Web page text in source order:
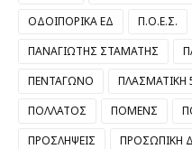
ΟΔΟΙΠΟΡΙΚΑ ΕΔ
Π.Ο.Ε.Σ.
ΠΑΝΑΓΙΩΤΗΣ ΣΤΑΜΑΤΗΣ
ΠΕΝΤΑΓΩΝΟ
ΠΛΑΣΜΑΤΙΚΗ
ΠΟΛΛΑΤΟΣ
ΠΟΜΕΝΣ
ΠΡΟΣΛΗΨΕΙΣ
ΠΡΟΣΩΠΙΚΗ